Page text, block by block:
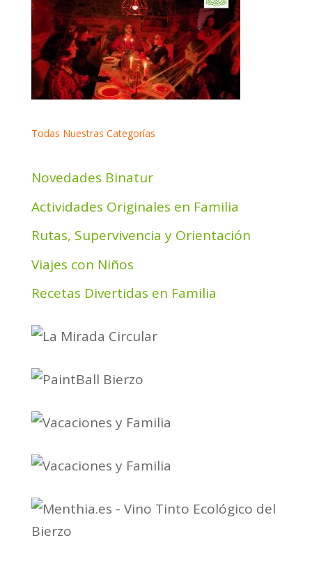
Todas Nuestras Categorías
Novedades Binatur
Actividades Originales en Familia
Rutas, Supervivencia y Orientación
Viajes con Niños
Recetas Divertidas en Familia